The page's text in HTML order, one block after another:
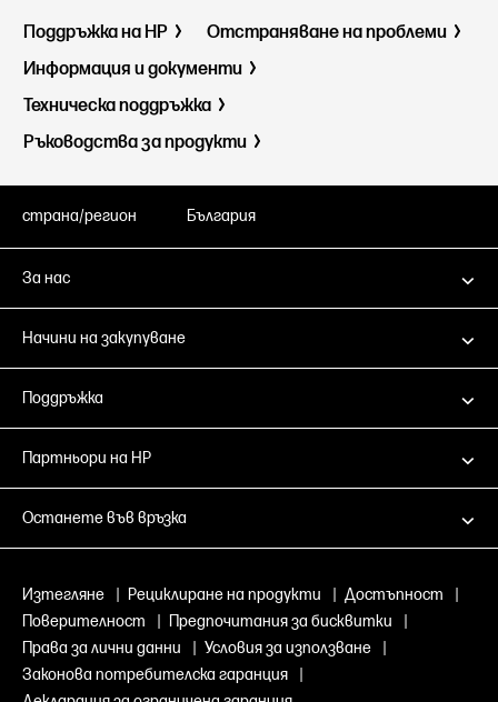
Поддръжка на HP
Отстраняване на проблеми
Информация и документи
Техническа поддръжка
Ръководства за продукти
страна/регион България
За нас
Начини на закупуване
Поддръжка
Партньори на HP
Останете във връзка
Изтегляне Рециклиране на продукти Достъпност
Поверителност
Предпочитания за бисквитки
Права за лични данни
Условия за използване
Законова потребителска гаранция